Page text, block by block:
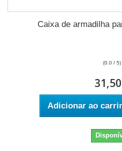
Caixa de armadilha
(0.0 / 5)
Adicionar ao